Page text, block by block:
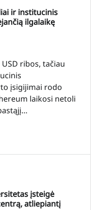
ir institucinis
ilgalaikę
ribos, tačiau
įsigijimai rodo
laikosi netoli
įsteigė
atliepiantį